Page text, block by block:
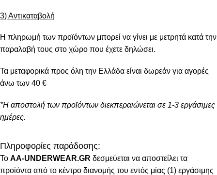
3) Αντικαταβολή
Η πληρωμή των προϊόντων μπορεί να γίνει με μετρητά κατά την
παραλαβή τους στο χώρο που έχετε δηλώσει.
Τα μεταφορικά προς όλη την Ελλάδα είναι δωρεάν για αγορές
άνω των 40 €
*Η αποστολή των προϊόντων διεκπεραιώνεται σε 1-3 εργάσιμες
ημέρες.
Πληροφορίες παράδοσης:
To AA-UNDERWEAR.GR δεσμεύεται να αποστείλει τα
προϊόντα από το κέντρο διανομής του εντός μίας (1) εργάσιμης